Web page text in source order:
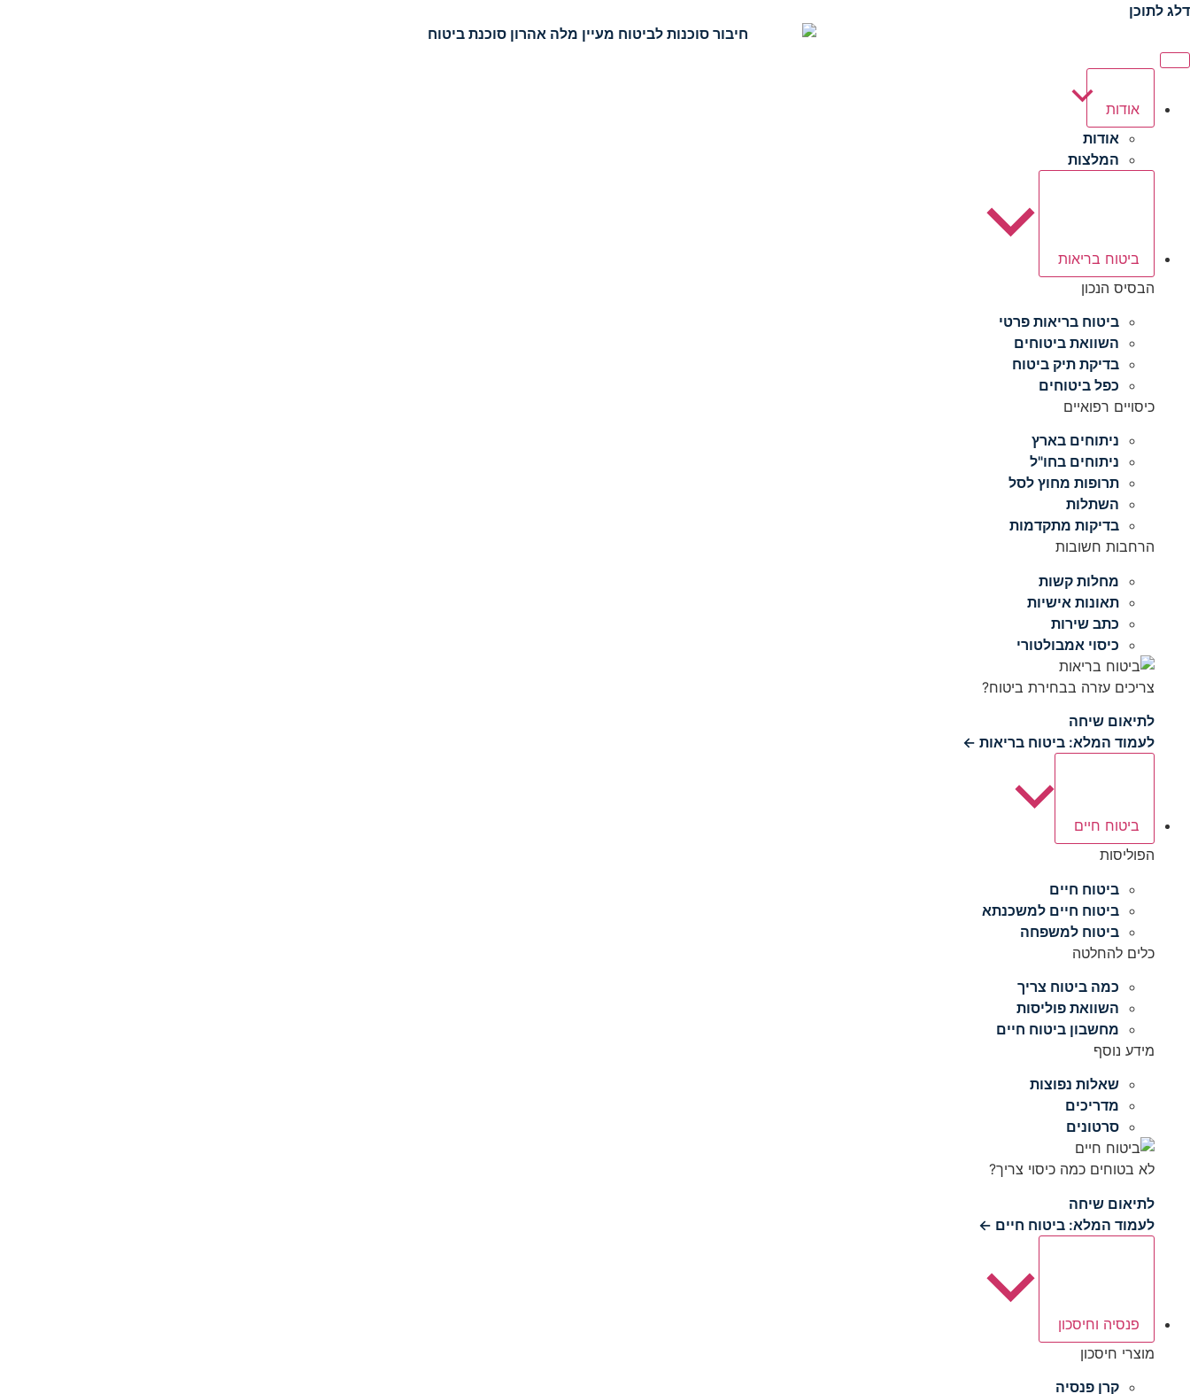
דלג לתוכן
אודות
אודות
המלצות
ביטוח בריאות
הבסיס הנכון
ביטוח בריאות פרטי
השוואת ביטוחים
בדיקת תיק ביטוח
כפל ביטוחים
כיסויים רפואיים
ניתוחים בארץ
ניתוחים בחו"ל
תרופות מחוץ לסל
השתלות
בדיקות מתקדמות
הרחבות חשובות
מחלות קשות
תאונות אישיות
כתב שירות
כיסוי אמבולטורי
צריכים עזרה בבחירת ביטוח?
לתיאום שיחה
לעמוד המלא: ביטוח בריאות ←
ביטוח חיים
הפוליסות
ביטוח חיים
ביטוח חיים למשכנתא
ביטוח למשפחה
כלים להחלטה
כמה ביטוח צריך
השוואת פוליסות
מחשבון ביטוח חיים
מידע נוסף
שאלות נפוצות
מדריכים
סרטונים
לא בטוחים כמה כיסוי צריך?
לתיאום שיחה
לעמוד המלא: ביטוח חיים ←
פנסיה וחיסכון
מוצרי חיסכון
קרן פנסיה